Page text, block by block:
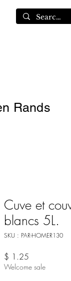
Rands
Cuve et
blancs 5L.
SKU : PAR-HOMER130
$ 1.25
Welcome sale